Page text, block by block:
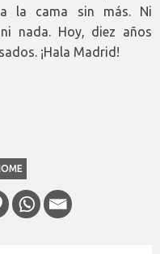
la cama sin más. Ni
nada. Hoy, diez años
¡Hala Madrid!